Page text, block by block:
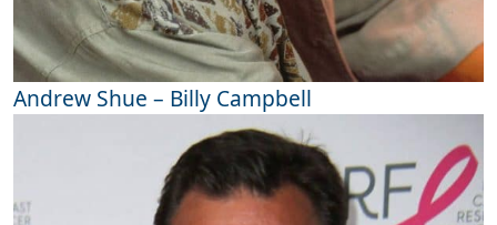
Andrew Shue – Billy Campbell